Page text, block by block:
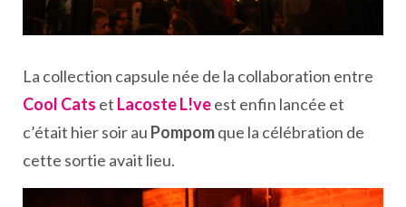
La collection capsule née de la collaboration entre
Cool Cats et Lacoste L!veest enfin lancée et
c’était hier soir au Pompomque la célébration de
cette sortie avait lieu.